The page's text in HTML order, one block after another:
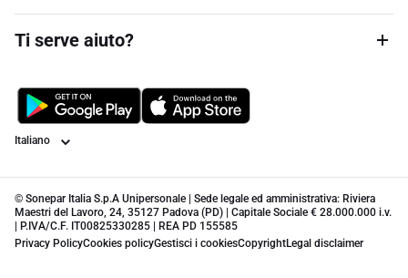
Ti serve aiuto?
Lingua
© Sonepar Italia S.p.A Unipersonale | Sede legale ed amministrativa: Riviera
Maestri del Lavoro, 24, 35127 Padova (PD) | Capitale Sociale € 28.000.000 i.v.
| P.IVA/C.F. IT00825330285 | REA PD 155585
Privacy PolicyCookies policyGestisci i cookiesCopyrightLegal disclaimer